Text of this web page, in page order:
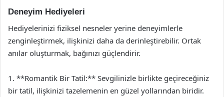
Deneyim Hediyeleri
Hediyelerinizi fiziksel nesneler yerine deneyimlerle
zenginleştirmek, ilişkinizi daha da derinleştirebilir. Ortak
anılar oluşturmak, bağınızı güçlendirir.
1. **Romantik Bir Tatil:** Sevgilinizle birlikte geçireceğiniz
bir tatil, ilişkinizi tazelemenin en güzel yollarından biridir.